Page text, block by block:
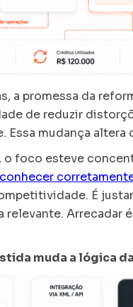
a promessa da
de reduzir
Essa mudança
o foco esteve
É
relevante. Arrecadar
muda a lógica